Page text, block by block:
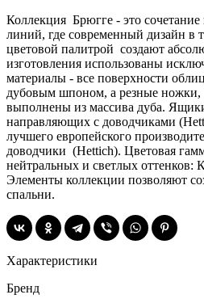
Коллекция Брюгге - это
линий, где современный дизайн в
цветовой палитрой создают
изготовления использованы
материалы - все поверхности
дубовым шпоном, а резные ножки,
выполнены из массива дуба.
направляющих с доводчиками
лучшего европейского
доводчики (Hettich). Цветовая
нейтральных и светлых
Элементы коллекции позволяют
спальни.
Характеристики
Бренд